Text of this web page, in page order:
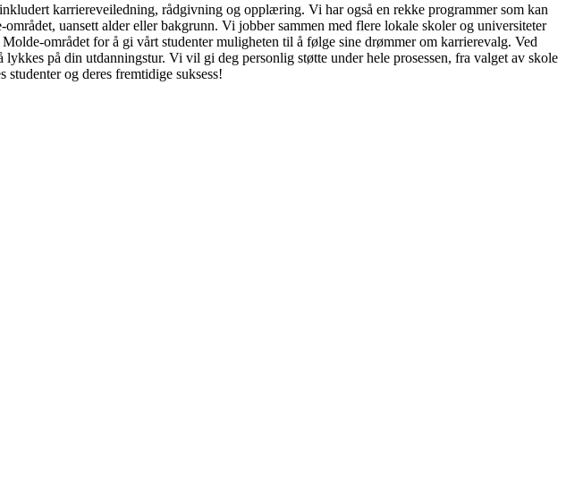
karriereveiledning, rådgivning og opplæring. Vi har også en rekke programmer som kan
uansett alder eller bakgrunn. Vi jobber sammen med flere lokale skoler og universiteter
området for å gi vårt studenter muligheten til å følge sine drømmer om karrierevalg. Ved
på din utdanningstur. Vi vil gi deg personlig støtte under hele prosessen, fra valget av skole
og deres fremtidige suksess!